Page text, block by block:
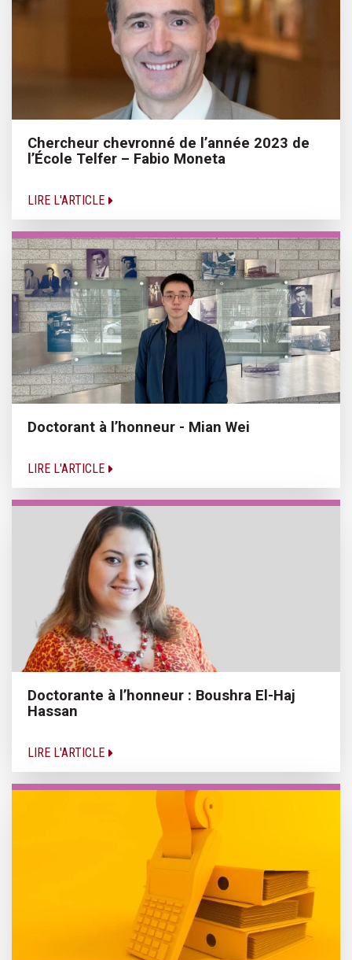
Chercheur chevronné de l’année 2023 de
l’École Telfer – Fabio Moneta
LIRE L'ARTICLE
Doctorant à l’honneur - Mian Wei
LIRE L'ARTICLE
Doctorante à l’honneur : Boushra El-Haj
Hassan
LIRE L'ARTICLE